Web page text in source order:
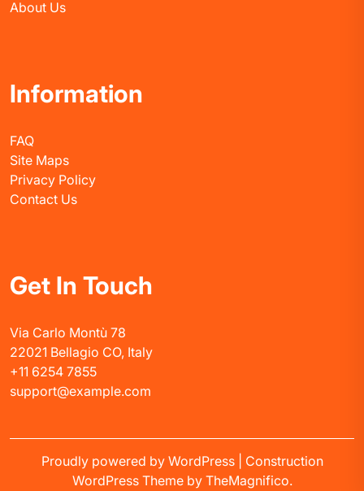
About Us
Information
FAQ
Site Maps
Privacy Policy
Contact Us
Get In Touch
Via Carlo Montù 78
22021 Bellagio CO, Italy
+11 6254 7855
support@example.com
Proudly powered by WordPress
Construction
WordPress Theme by TheMagnifico.